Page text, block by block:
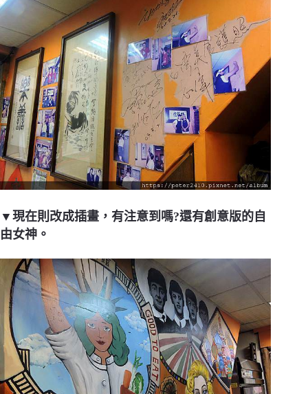
▼現在則改成插畫，有注意到嗎?還有創意版的自
由女神。